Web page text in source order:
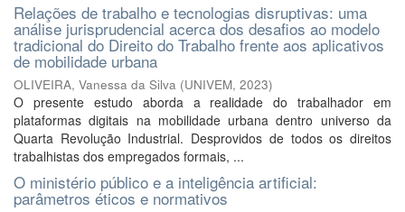
Relações de trabalho e tecnologias disruptivas: uma
análise jurisprudencial acerca dos desafios ao modelo
tradicional do Direito do Trabalho frente aos aplicativos
de mobilidade urbana
OLIVEIRA, Vanessa da Silva (UNIVEM, 2023)
O presente estudo aborda a realidade do trabalhador em
plataformas digitais na mobilidade urbana dentro universo da
Quarta Revolução Industrial. Desprovidos de todos os direitos
trabalhistas dos empregados formais, ...
O ministério público e a inteligência artificial:
parâmetros éticos e normativos